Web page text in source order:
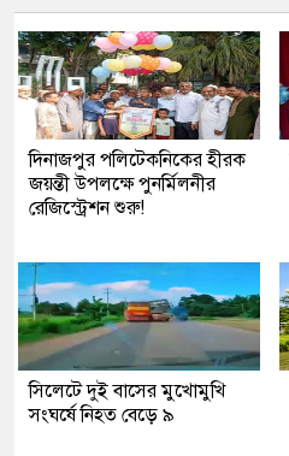
দিনাজপুর পলিটেকনিকের হীরক
জয়ন্তী উপলক্ষে পুনর্মিলনীর
রেজিস্ট্রেশন শুরু!
সিলেটে দুই বাসের মুখোমুখি
সংঘর্ষে নিহত বেড়ে ৯